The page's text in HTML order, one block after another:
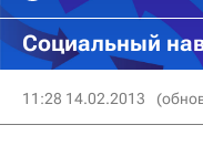
Социальный
11:28 14.02.2013